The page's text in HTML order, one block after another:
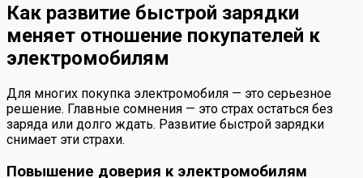
Как развитие быстрой зарядки
меняет отношение покупателей к
электромобилям
Для многих покупка электромобиля — это серьезное
решение. Главные сомнения — это страх остаться без
заряда или долго ждать. Развитие быстрой зарядки
снимает эти страхи.
Повышение доверия к электромобилям